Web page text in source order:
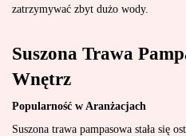
zatrzymywać zbyt dużo wody.
Suszona Trawa
Wnętrz
Popularność w Aranżacjach
Suszona trawa pampasowa stała się